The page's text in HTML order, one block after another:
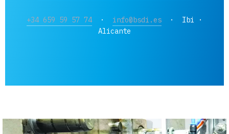
+34 659 59 57 74· info@bsdi.es · Ibi ·
Alicante